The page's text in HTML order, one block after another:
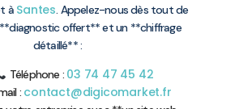
à Santes. Appelez-nous dès tout de
offert** et un **chiffrage
détaillé** :
Téléphone : 03 74 47 45 42
: contact@digicomarket.fr